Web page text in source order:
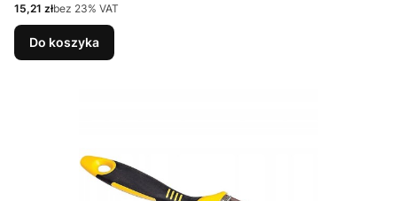
Cena netto
15,21 złbez 23% VAT
Do koszyka